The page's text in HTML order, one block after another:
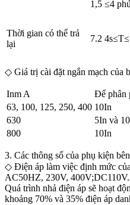
1,5 ≤4
Thời gian có thể trả
lại
7.2
◇ Giá trị cài đặt ngắn mạch của
Inm A Để phân
63, 100, 125, 250, 400 10In
630
5In và
800
10In
3. Các thông số của phụ kiện
◇ Điện áp làm việc định mức
AC50HZ, 230V,
Quá trình nhả điện áp sẽ hoạt
khoảng 70% và 35% điện áp